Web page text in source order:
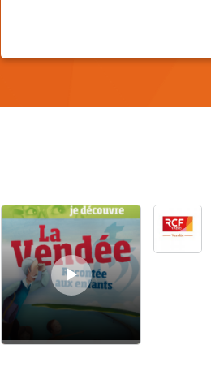
Lecteur audio